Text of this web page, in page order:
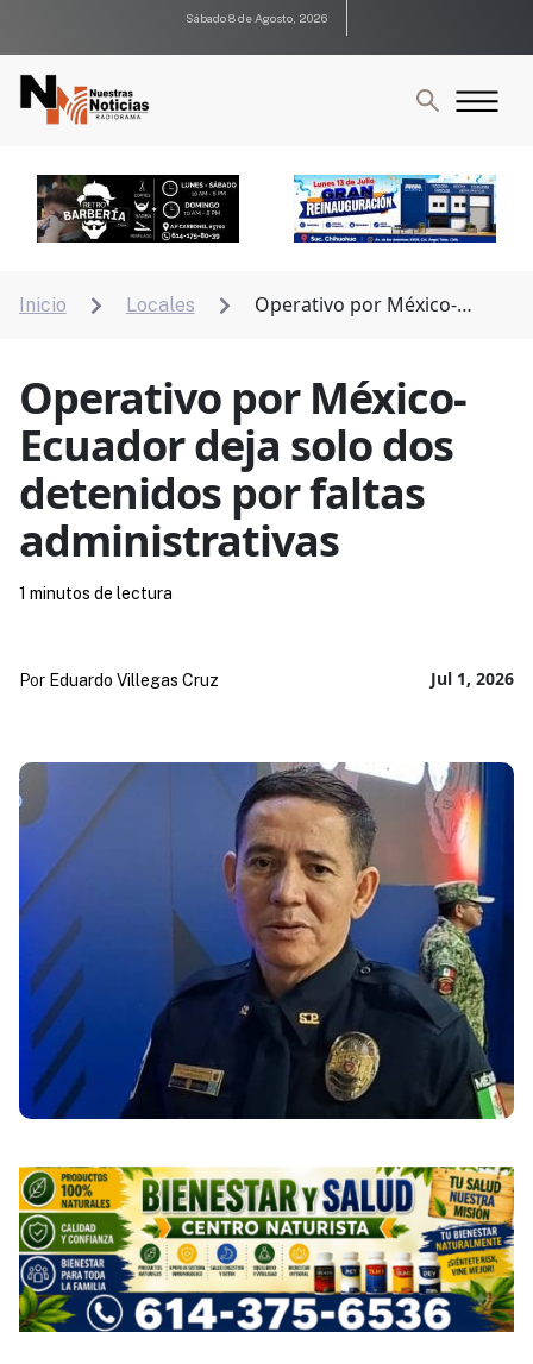
Sábado 8 de Agosto, 2026
Inicio  Locales 
Operativo por México-
Operativo por México-
Ecuador deja solo dos
detenidos por faltas
administrativas
Jul 1, 2026
Por Eduardo Villegas Cruz
1 minutos de lectura